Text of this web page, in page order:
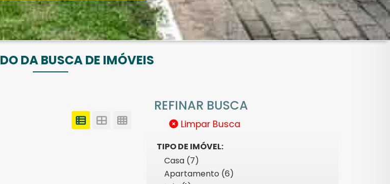
DA BUSCA DE IMÓVEIS
REFINAR BUSCA
Limpar Busca
TIPO DE IMÓVEL:
Casa (7)
Apartamento (6)